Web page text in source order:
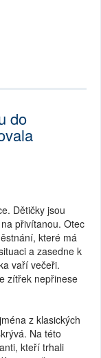
do
Dětičky jsou
přivítanou. Otec
které má
a zasedne k
vaří večeři.
zítřek nepřinese
z klasických
Na této
kteří trhali